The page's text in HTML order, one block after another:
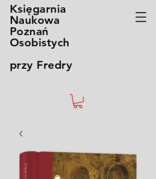
Księgarnia
Naukowa
Poznań
Osobistych
przy Fredry